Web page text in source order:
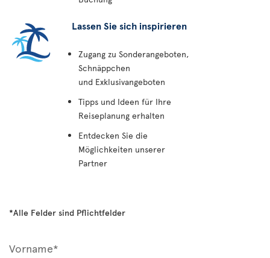
Lassen Sie sich inspirieren
Zugang zu Sonderangeboten,
Schnäppchen
und Exklusivangeboten
Tipps und Ideen für Ihre
Reiseplanung erhalten
Entdecken Sie die
Möglichkeiten unserer
Partner
*Alle Felder sind Pflichtfelder
Vorname*